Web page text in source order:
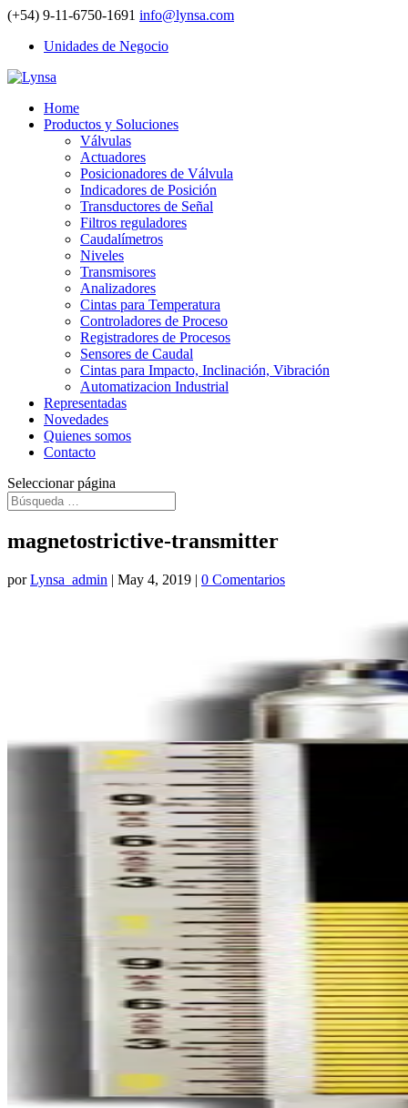
(+54) 9-11-6750-1691 info@lynsa.com
Unidades de Negocio
Home
Productos y Soluciones
Válvulas
Actuadores
Posicionadores de Válvula
Indicadores de Posición
Transductores de Señal
Filtros reguladores
Caudalímetros
Niveles
Transmisores
Analizadores
Cintas para Temperatura
Controladores de Proceso
Registradores de Procesos
Sensores de Caudal
Cintas para Impacto, Inclinación, Vibración
Automatizacion Industrial
Representadas
Novedades
Quienes somos
Contacto
Seleccionar página
magnetostrictive-transmitter
porLynsa_admin | May 4, 2019 | 0 Comentarios